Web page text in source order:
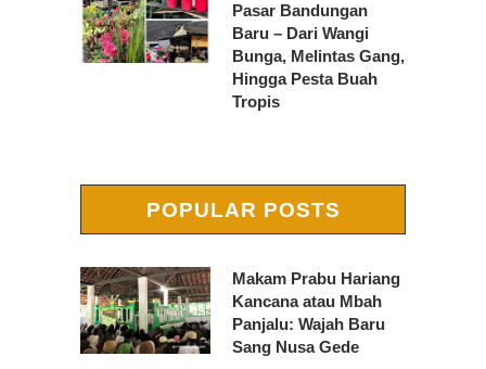
Pasar Bandungan
Baru – Dari Wangi
Bunga, Melintas Gang,
Hingga Pesta Buah
Tropis
POPULAR POSTS
Makam Prabu Hariang
Kancana atau Mbah
Panjalu: Wajah Baru
Sang Nusa Gede